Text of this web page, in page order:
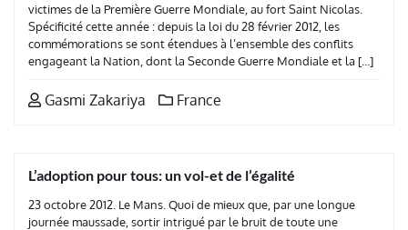
victimes de la Première Guerre Mondiale, au fort Saint Nicolas.
Spécificité cette année : depuis la loi du 28 février 2012, les
commémorations se sont étendues à l’ensemble des conflits
engageant la Nation, dont la Seconde Guerre Mondiale et la […]
Gasmi Zakariya France
L’adoption pour tous: un vol-et de l’égalité
23 octobre 2012. Le Mans. Quoi de mieux que, par une longue
journée maussade, sortir intrigué par le bruit de toute une